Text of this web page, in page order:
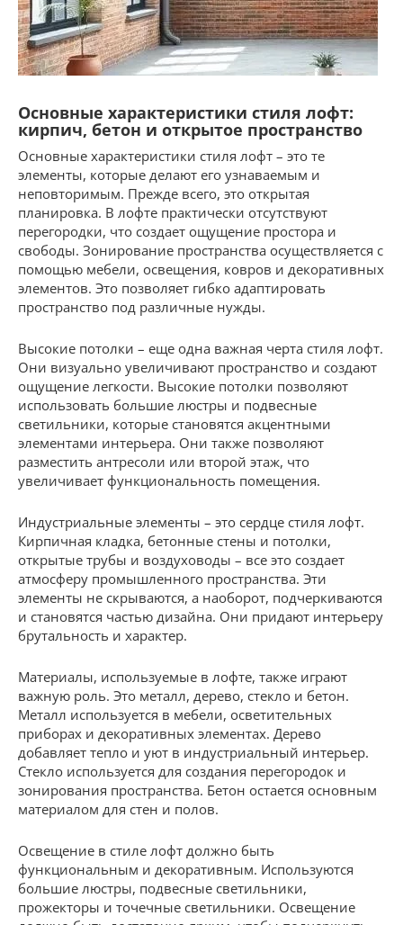
Основные характеристики стиля лофт:
кирпич, бетон и открытое пространство
Основные характеристики стиля лофт – это те
элементы, которые делают его узнаваемым и
неповторимым. Прежде всего, это открытая
планировка. В лофте практически отсутствуют
перегородки, что создает ощущение простора и
свободы. Зонирование пространства осуществляется с
помощью мебели, освещения, ковров и декоративных
элементов. Это позволяет гибко адаптировать
пространство под различные нужды.
Высокие потолки – еще одна важная черта стиля лофт.
Они визуально увеличивают пространство и создают
ощущение легкости. Высокие потолки позволяют
использовать большие люстры и подвесные
светильники, которые становятся акцентными
элементами интерьера. Они также позволяют
разместить антресоли или второй этаж, что
увеличивает функциональность помещения.
Индустриальные элементы – это сердце стиля лофт.
Кирпичная кладка, бетонные стены и потолки,
открытые трубы и воздуховоды – все это создает
атмосферу промышленного пространства. Эти
элементы не скрываются, а наоборот, подчеркиваются
и становятся частью дизайна. Они придают интерьеру
брутальность и характер.
Материалы, используемые в лофте, также играют
важную роль. Это металл, дерево, стекло и бетон.
Металл используется в мебели, осветительных
приборах и декоративных элементах. Дерево
добавляет тепло и уют в индустриальный интерьер.
Стекло используется для создания перегородок и
зонирования пространства. Бетон остается основным
материалом для стен и полов.
Освещение в стиле лофт должно быть
функциональным и декоративным. Используются
большие люстры, подвесные светильники,
прожекторы и точечные светильники. Освещение